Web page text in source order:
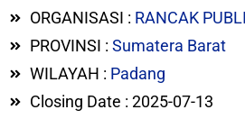
ORGANISASI : RANCAK
PROVINSI : Sumatera Barat
WILAYAH : Padang
Closing Date : 2025-07-13